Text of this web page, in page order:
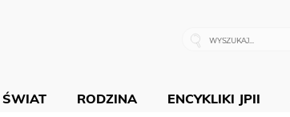
ŚWIAT RODZINA ENCYKLIKI JPII